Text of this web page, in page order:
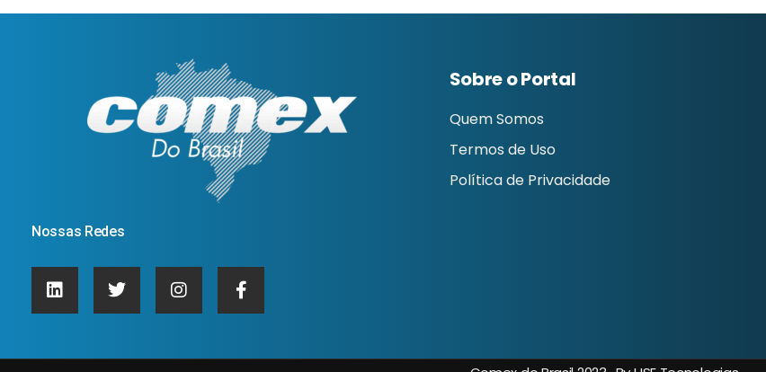
Nossas Redes
Sobre o Portal
Quem Somos
Termos de Uso
Política de Privacidade